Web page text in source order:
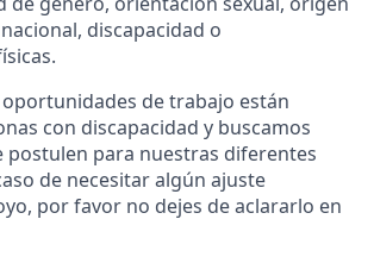
discapacidad o
de trabajo están
con discapacidad y buscamos
postulen para nuestras diferentes
de necesitar algún ajuste
por favor no dejes de aclararlo en